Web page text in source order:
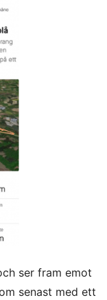
ser fram emot
senast med ett